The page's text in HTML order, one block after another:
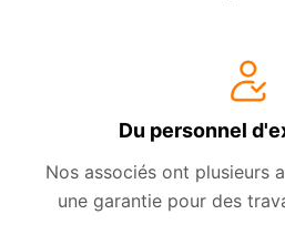
Du personnel
Nos associés ont plusieurs
une garantie pour des